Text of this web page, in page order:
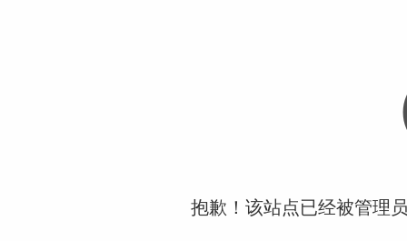
抱歉！该站点已经被管理